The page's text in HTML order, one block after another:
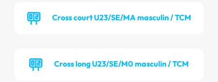
Cross court U23/SE/MA masculin / TCM
Cross long U23/SE/M0 masculin / TCM